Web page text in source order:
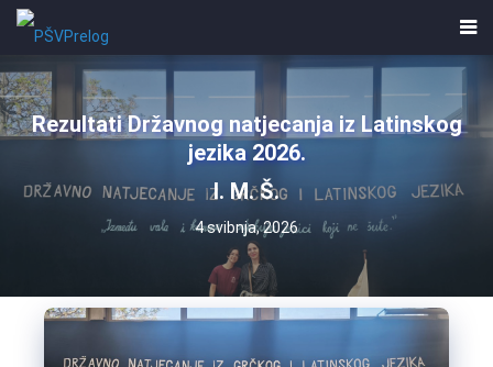
Rezultati Državnog natjecanja iz Latinskog
jezika 2026.
I. M. Š.
4 svibnja, 2026